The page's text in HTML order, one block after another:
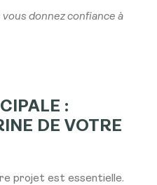
donnez confiance à
:
DE VOTRE
projet est essentielle.